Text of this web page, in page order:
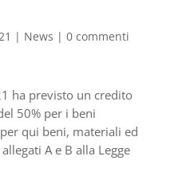
| News | 0 commenti
ha previsto un credito
50% per i beni
qui beni, materiali ed
A e B alla Legge